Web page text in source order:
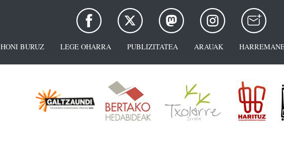
HONI BURUZ LEGE OHARRA PUBLIZITATEA ARAUAK